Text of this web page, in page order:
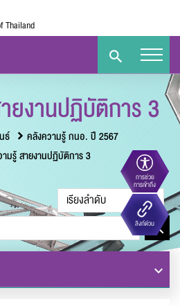
Thailand
การช่วย
การเข้าถึง
Handbook E-PP ลิงก์ด่วน
ยงานปฏิบัติการ 3
ธ์
คลังความรู้ กนอ. ปี 2567
มรู้ สายงานปฏิบัติการ 3